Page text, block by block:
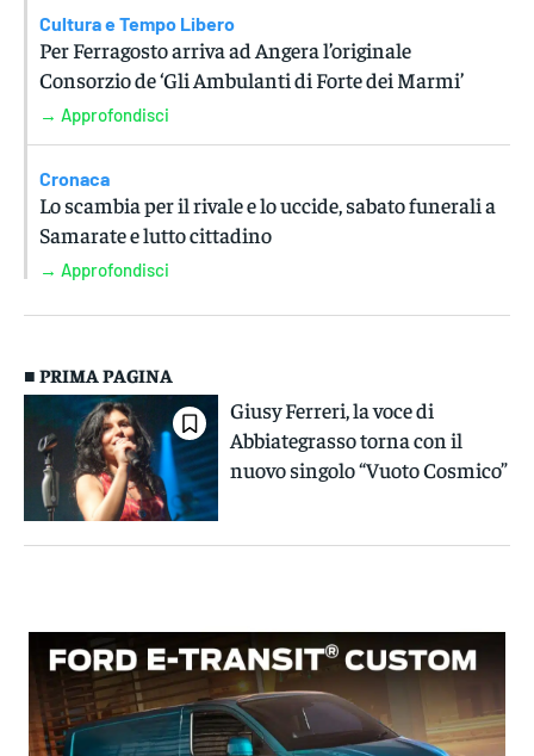
Cultura e Tempo Libero
Per Ferragosto arriva ad Angera l’originale
Consorzio de ‘Gli Ambulanti di Forte dei Marmi’
→ Approfondisci
Cronaca
Lo scambia per il rivale e lo uccide, sabato funerali a
Samarate e lutto cittadino
→ Approfondisci
■ PRIMA PAGINA
Giusy Ferreri, la voce di
Abbiategrasso torna con il
nuovo singolo “Vuoto Cosmico”